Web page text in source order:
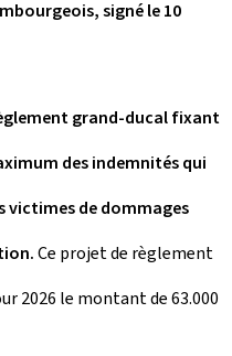
signé le 10
grand-ducal fixant
des indemnités qui
victimes de dommages
Ce projet de règlement
2026 le montant de 63.000